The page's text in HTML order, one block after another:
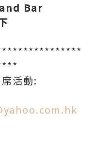
Bar
活動: